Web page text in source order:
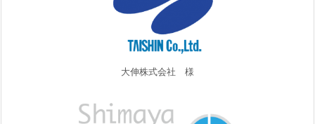
大伸株式会社 様